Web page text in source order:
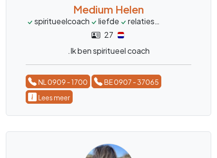
Medium Helen
spiritueelcoach liefde relaties
27
.Ik ben spiritueel coach
NL 0909 - 1700
BE 0907 - 37065
Lees meer